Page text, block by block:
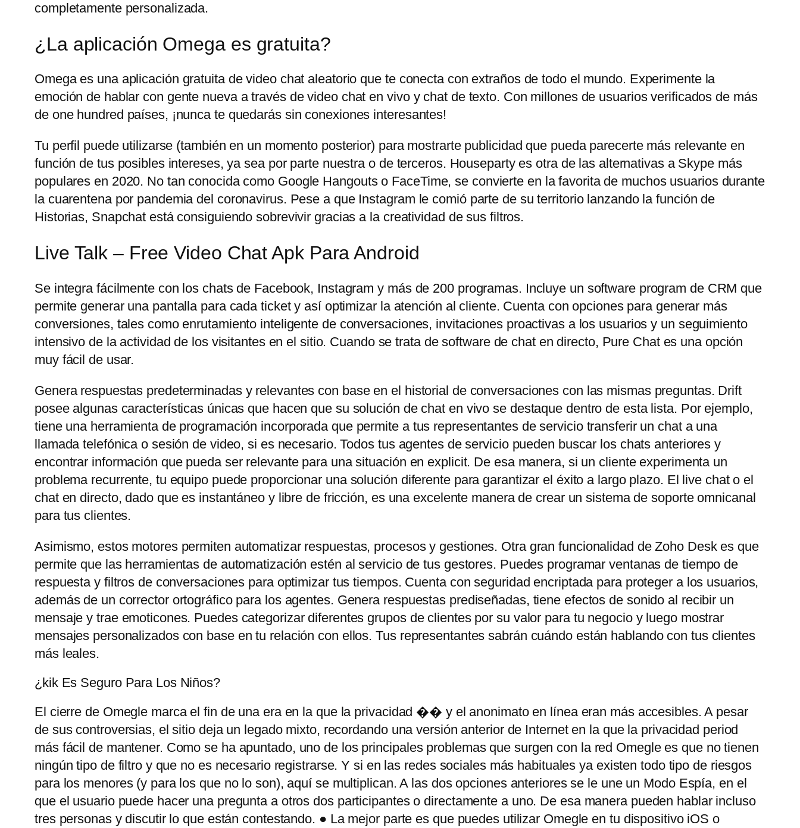
completamente personalizada.
¿La aplicación Omega es gratuita?
Omega es una aplicación gratuita de video chat aleatorio que te conecta con extraños de todo el mundo. Experimente la
emoción de hablar con gente nueva a través de video chat en vivo y chat de texto. Con millones de usuarios verificados de más
de one hundred países, ¡nunca te quedarás sin conexiones interesantes!
Tu perfil puede utilizarse (también en un momento posterior) para mostrarte publicidad que pueda parecerte más relevante en
función de tus posibles intereses, ya sea por parte nuestra o de terceros. Houseparty es otra de las alternativas a Skype más
populares en 2020. No tan conocida como Google Hangouts o FaceTime, se convierte en la favorita de muchos usuarios durante
la cuarentena por pandemia del coronavirus. Pese a que Instagram le comió parte de su territorio lanzando la función de
Historias, Snapchat está consiguiendo sobrevivir gracias a la creatividad de sus filtros.
Live Talk – Free Video Chat Apk Para Android
Se integra fácilmente con los chats de Facebook, Instagram y más de 200 programas. Incluye un software program de CRM que
permite generar una pantalla para cada ticket y así optimizar la atención al cliente. Cuenta con opciones para generar más
conversiones, tales como enrutamiento inteligente de conversaciones, invitaciones proactivas a los usuarios y un seguimiento
intensivo de la actividad de los visitantes en el sitio. Cuando se trata de software de chat en directo, Pure Chat es una opción
muy fácil de usar.
Genera respuestas predeterminadas y relevantes con base en el historial de conversaciones con las mismas preguntas. Drift
posee algunas características únicas que hacen que su solución de chat en vivo se destaque dentro de esta lista. Por ejemplo,
tiene una herramienta de programación incorporada que permite a tus representantes de servicio transferir un chat a una
llamada telefónica o sesión de video, si es necesario. Todos tus agentes de servicio pueden buscar los chats anteriores y
encontrar información que pueda ser relevante para una situación en explicit. De esa manera, si un cliente experimenta un
problema recurrente, tu equipo puede proporcionar una solución diferente para garantizar el éxito a largo plazo. El live chat o el
chat en directo, dado que es instantáneo y libre de fricción, es una excelente manera de crear un sistema de soporte omnicanal
para tus clientes.
Asimismo, estos motores permiten automatizar respuestas, procesos y gestiones. Otra gran funcionalidad de Zoho Desk es que
permite que las herramientas de automatización estén al servicio de tus gestores. Puedes programar ventanas de tiempo de
respuesta y filtros de conversaciones para optimizar tus tiempos. Cuenta con seguridad encriptada para proteger a los usuarios,
además de un corrector ortográfico para los agentes. Genera respuestas prediseñadas, tiene efectos de sonido al recibir un
mensaje y trae emoticones. Puedes categorizar diferentes grupos de clientes por su valor para tu negocio y luego mostrar
mensajes personalizados con base ​​en tu relación con ellos. Tus representantes sabrán cuándo están hablando con tus clientes
más leales.
¿kik Es Seguro Para Los Niños?
El cierre de Omegle marca el fin de una era en la que la privacidad �� y el anonimato en línea eran más accesibles. A pesar
de sus controversias, el sitio deja un legado mixto, recordando una versión anterior de Internet en la que la privacidad period
más fácil de mantener. Como se ha apuntado, uno de los principales problemas que surgen con la red Omegle es que no tienen
ningún tipo de filtro y que no es necesario registrarse. Y si en las redes sociales más habituales ya existen todo tipo de riesgos
para los menores (y para los que no lo son), aquí se multiplican. A las dos opciones anteriores se le une un Modo Espía, en el
que el usuario puede hacer una pregunta a otros dos participantes o directamente a uno. De esa manera pueden hablar incluso
tres personas y discutir lo que están contestando. ● La mejor parte es que puedes utilizar Omegle en tu dispositivo iOS o